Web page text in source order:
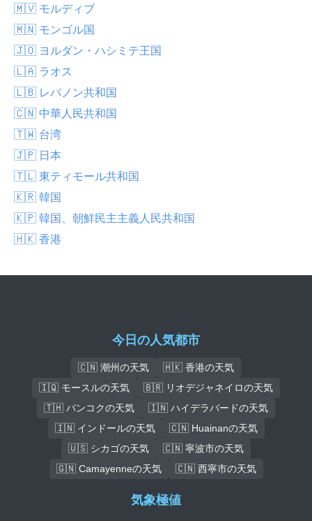
🇲🇻 モルディブ
🇲🇳 モンゴル国
🇯🇴 ヨルダン・ハシミテ王国
🇱🇦 ラオス
🇱🇧 レバノン共和国
🇨🇳 中華人民共和国
🇹🇼 台湾
🇯🇵 日本
🇹🇱 東ティモール共和国
🇰🇷 韓国
🇰🇵 韓国、朝鮮民主主義人民共和国
🇭🇰 香港
今日の人気都市
🇨🇳 潮州の天気
🇭🇰 香港の天気
🇮🇶 モースルの天気
🇧🇷 リオデジャネイロの天気
🇹🇭 バンコクの天気
🇮🇳 ハイデラバードの天気
🇮🇳 インドールの天気
🇨🇳 Huainanの天気
🇺🇸 シカゴの天気
🇨🇳 寧波市の天気
🇬🇳 Camayenneの天気
🇨🇳 西寧市の天気
気象極値